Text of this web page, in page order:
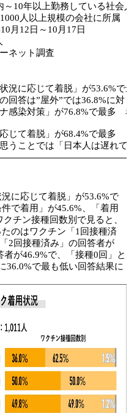
以上勤務している社会人
規模の会社に所属
日～10月17日
ット調査
況に応じて着脱」が53.6%で
回答は”屋外”では36.8%に対し
感染対策」が76.8%で最多
じて着脱」が68.4%で最多
うことでは「日本人は遅れて
に応じて着脱」が53.6%で
で着用」が45.6%、「着用
チン接種回数別で見ると、
のはワクチン「1回接種済
2回接種済み」の回答者が
が46.9%で、「接種0回」と
36.0%で最も低い回答結果に